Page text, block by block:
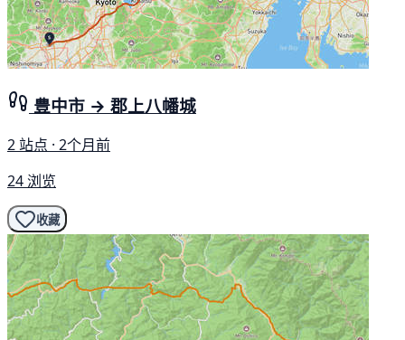
豊中市 → 郡上八幡城
2 站点 · 2个月前
24 浏览
收藏